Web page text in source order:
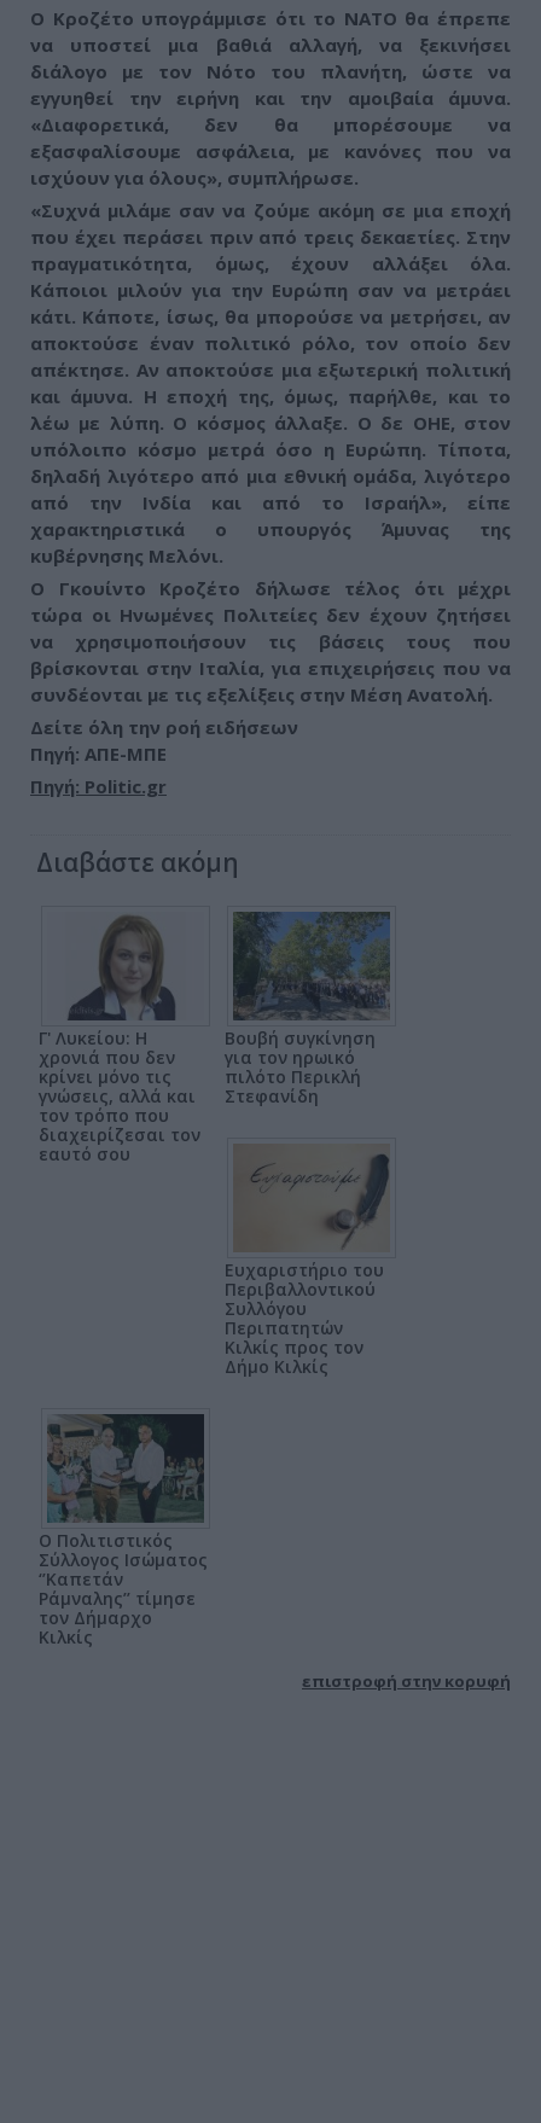
Ο Κροζέτο υπογράμμισε ότι το ΝΑΤΟ θα έπρεπε
να υποστεί μια βαθιά αλλαγή, να ξεκινήσει
διάλογο με τον Νότο του πλανήτη, ώστε να
εγγυηθεί την ειρήνη και την αμοιβαία άμυνα.
«Διαφορετικά, δεν θα μπορέσουμε να
εξασφαλίσουμε ασφάλεια, με κανόνες που να
ισχύουν για όλους», συμπλήρωσε.
«Συχνά μιλάμε σαν να ζούμε ακόμη σε μια εποχή
που έχει περάσει πριν από τρεις δεκαετίες. Στην
πραγματικότητα, όμως, έχουν αλλάξει όλα.
Κάποιοι μιλούν για την Ευρώπη σαν να μετράει
κάτι. Κάποτε, ίσως, θα μπορούσε να μετρήσει, αν
αποκτούσε έναν πολιτικό ρόλο, τον οποίο δεν
απέκτησε. Αν αποκτούσε μια εξωτερική πολιτική
και άμυνα. Η εποχή της, όμως, παρήλθε, και το
λέω με λύπη. Ο κόσμος άλλαξε. Ο δε ΟΗΕ, στον
υπόλοιπο κόσμο μετρά όσο η Ευρώπη. Τίποτα,
δηλαδή λιγότερο από μια εθνική ομάδα, λιγότερο
από την Ινδία και από το Ισραήλ», είπε
χαρακτηριστικά ο υπουργός Άμυνας της
κυβέρνησης Μελόνι.
Ο Γκουίντο Κροζέτο δήλωσε τέλος ότι μέχρι
τώρα οι Ηνωμένες Πολιτείες δεν έχουν ζητήσει
να χρησιμοποιήσουν τις βάσεις τους που
βρίσκονται στην Ιταλία, για επιχειρήσεις που να
συνδέονται με τις εξελίξεις στην Μέση Ανατολή.
Δείτε όλη την ροή ειδήσεων
Πηγή: ΑΠΕ-ΜΠΕ
Πηγή: Politic.gr
Διαβάστε ακόμη
Γ' Λυκείου: Η
χρονιά που δεν
κρίνει μόνο τις
γνώσεις, αλλά και
τον τρόπο που
διαχειρίζεσαι τον
εαυτό σου
Βουβή συγκίνηση
για τον ηρωικό
πιλότο Περικλή
Στεφανίδη
Ευχαριστήριο του
Περιβαλλοντικού
Συλλόγου
Περιπατητών
Κιλκίς προς τον
Δήμο Κιλκίς
Ο Πολιτιστικός
Σύλλογος Ισώματος
‘’Καπετάν
Ράμναλης’’ τίμησε
τον Δήμαρχο
Κιλκίς
επιστροφή στην κορυφή